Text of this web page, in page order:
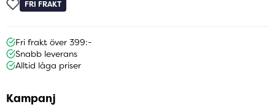
FRI FRAKT
Fri frakt över 399:-
Snabb leverans
Alltid låga priser
Kampanj